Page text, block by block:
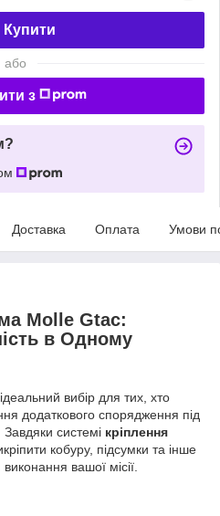
Купити
або
з
Доставка Оплата Умови
Molle Gtac:
в Одному
вибір для тих, хто
додаткового спорядження під
системі кріплення
кобуру, підсумки та інше
вашої місії.